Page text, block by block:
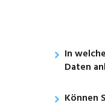
In
Daten
Können